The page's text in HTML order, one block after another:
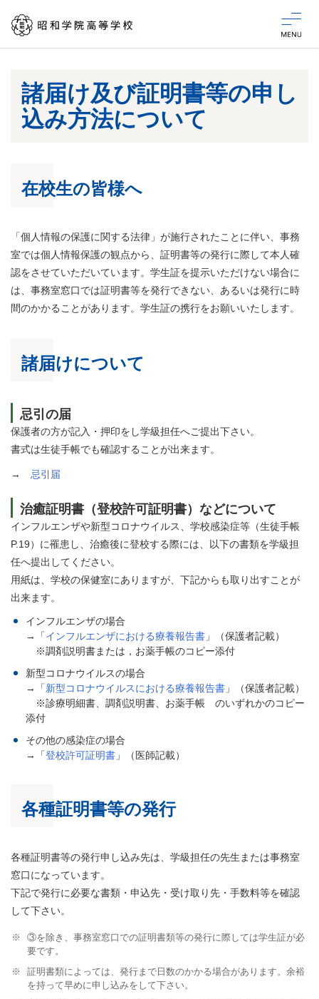
各種証明書
諸届け及び証明書等の申し
込み方法について
在校生の皆様へ
「個人情報の保護に関する法律」が施行されたことに伴い、事務
室では個人情報保護の観点から、証明書等の発行に際して本人確
認をさせていただいています。学生証を提示いただけない場合に
は、事務室窓口では証明書等を発行できない、あるいは発行に時
間のかかることがあります。学生証の携行をお願いいたします。
諸届けについて
忌引の届
保護者の方が記入・押印をし学級担任へご提出下さい。
書式は生徒手帳でも確認することが出来ます。
→ 忌引届
治癒証明書（登校許可証明書）などについて
インフルエンザや新型コロナウイルス、学校感染症等（生徒手帳
P.19）に罹患し、治癒後に登校する際には、以下の書類を学級担
任へ提出してください。
用紙は、学校の保健室にありますが、下記からも取り出すことが
出来ます。
インフルエンザの場合
→「インフルエンザにおける療養報告書 」（保護者記載）
※調剤説明書または，お薬手帳のコピー添付
新型コロナウイルスの場合
→「新型コロナウイルスにおける療養報告書 」（保護者記載）
※診療明細書、調剤説明書、お薬手帳 のいずれかのコピー
添付
その他の感染症の場合
→「登校許可証明書 」（医師記載）
各種証明書等の発行
各種証明書等の発行申し込み先は、学級担任の先生または事務室
窓口になっています。
下記で発行に必要な書類・申込先・受け取り先・手数料等を確認
して下さい。
③を除き、事務室窓口での証明書類等の発行に際しては学生証が必
要です。
証明書類によっては、発行まで日数のかかる場合があります。余裕
を持って早めに申し込みをして下さい。